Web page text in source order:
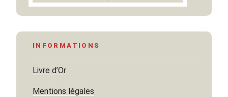
INFORMATIONS
Livre d’Or
Mentions légales